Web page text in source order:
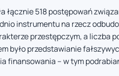
łącznie 518 postępowań
instrumentu na rzecz
przestępczym, a liczba
było przedstawianie
finansowania – w tym